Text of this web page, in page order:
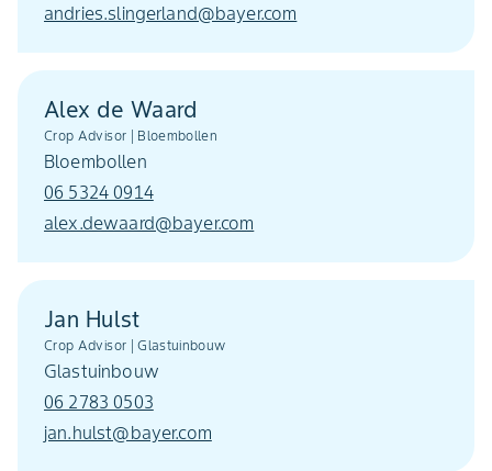
andries.slingerland@bayer.com
Alex de Waard
Crop Advisor | Bloembollen
Bloembollen
06 5324 0914
alex.dewaard@bayer.com
Jan Hulst
Crop Advisor | Glastuinbouw
Glastuinbouw
06 2783 0503
jan.hulst@bayer.com